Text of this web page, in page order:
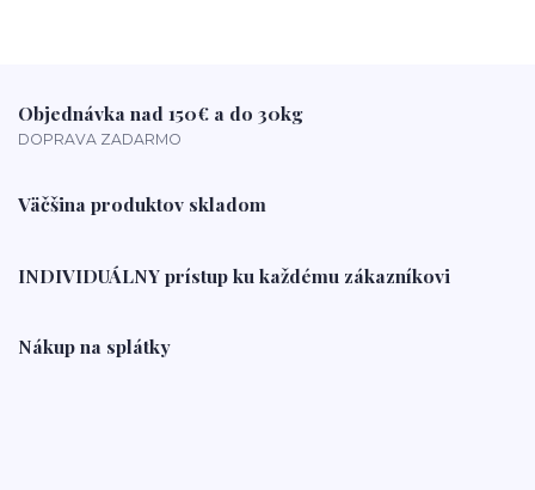
Objednávka nad 150€ a do 30kg
DOPRAVA ZADARMO
Väčšina produktov skladom
INDIVIDUÁLNY prístup ku každému zákazníkovi
Nákup na splátky